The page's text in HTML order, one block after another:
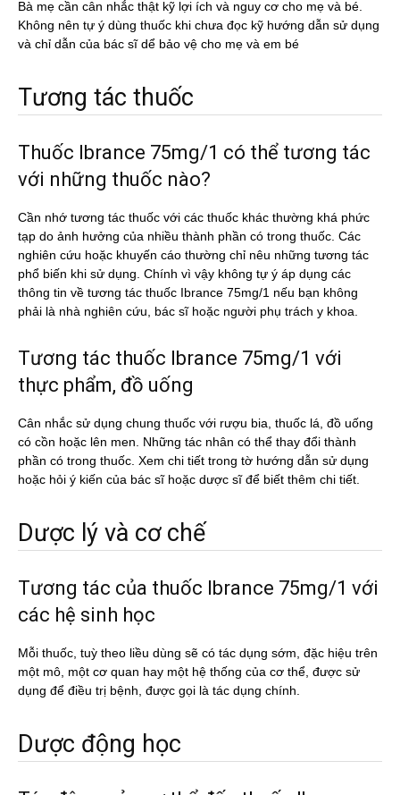
Bà mẹ cần cân nhắc thật kỹ lợi ích và nguy cơ cho mẹ và bé.
Không nên tự ý dùng thuốc khi chưa đọc kỹ hướng dẫn sử dụng
và chỉ dẫn của bác sĩ dể bảo vệ cho mẹ và em bé
Tương tác thuốc
Thuốc Ibrance 75mg/1 có thể tương tác
với những thuốc nào?
Cần nhớ tương tác thuốc với các thuốc khác thường khá phức
tạp do ảnh hưởng của nhiều thành phần có trong thuốc. Các
nghiên cứu hoặc khuyến cáo thường chỉ nêu những tương tác
phổ biến khi sử dụng. Chính vì vậy không tự ý áp dụng các
thông tin về tương tác thuốc Ibrance 75mg/1 nếu bạn không
phải là nhà nghiên cứu, bác sĩ hoặc người phụ trách y khoa.
Tương tác thuốc Ibrance 75mg/1 với
thực phẩm, đồ uống
Cân nhắc sử dụng chung thuốc với rượu bia, thuốc lá, đồ uống
có cồn hoặc lên men. Những tác nhân có thể thay đổi thành
phần có trong thuốc. Xem chi tiết trong tờ hướng dẫn sử dụng
hoặc hỏi ý kiến của bác sĩ hoặc dược sĩ để biết thêm chi tiết.
Dược lý và cơ chế
Tương tác của thuốc Ibrance 75mg/1 với
các hệ sinh học
Mỗi thuốc, tuỳ theo liều dùng sẽ có tác dụng sớm, đặc hiệu trên
một mô, một cơ quan hay một hệ thống của cơ thể, được sử
dụng để điều trị bệnh, được gọi là tác dụng chính.
Dược động học